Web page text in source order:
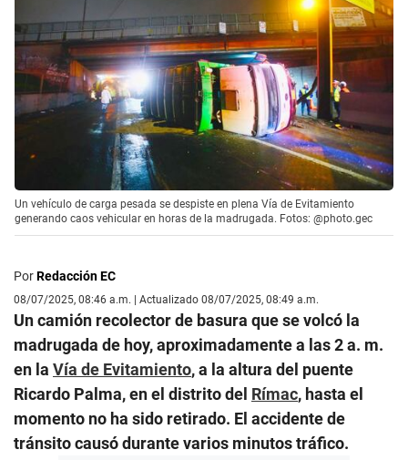
Un vehículo de carga pesada se despiste en plena Vía de Evitamiento
generando caos vehicular en horas de la madrugada. Fotos: @photo.gec
PorRedacción EC
08/07/2025, 08:46 a.m. | Actualizado 08/07/2025, 08:49 a.m.
Un camión recolector de basura que se volcó la
madrugada de hoy, aproximadamente a las 2 a. m.
en la Vía de Evitamiento, a la altura del puente
Ricardo Palma, en el distrito del Rímac, hasta el
momento no ha sido retirado. El accidente de
tránsito causó durante varios minutos tráfico.